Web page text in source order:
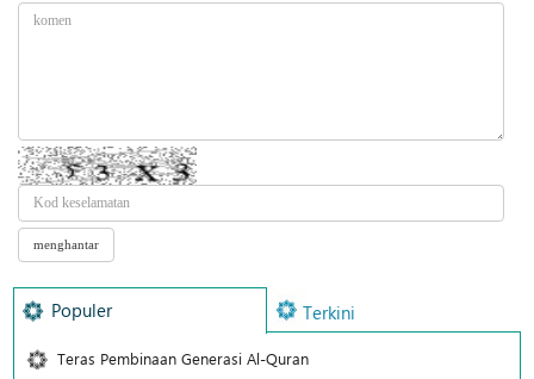
Populer Terkini
Teras Pembinaan Generasi Al-Quran